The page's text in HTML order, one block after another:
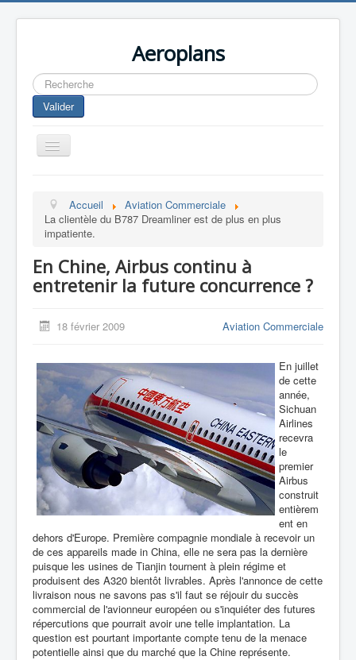
Aeroplans
Rechercher
Valider
Toggle
Navigation
Aviation Commerciale
Aviation d'Affaire
Aviation Militaire
Europespace
Drones
Accueil
Aviation Commerciale
La clientèle du B787 Dreamliner est de plus en plus
impatiente.
En Chine, Airbus continu à
entretenir la future concurrence ?
18 février 2009 Aviation Commerciale
En juillet
de cette
année,
Sichuan
Airlines
recevra
le
premier
Airbus
construit
entièrem
ent en
dehors d'Europe. Première compagnie mondiale à recevoir un
de ces appareils made in China, elle ne sera pas la dernière
puisque les usines de Tianjin tournent à plein régime et
produisent des A320 bientôt livrables. Après l'annonce de cette
livraison nous ne savons pas s'il faut se réjouir du succès
commercial de l'avionneur européen ou s'inquiéter des futures
répercutions que pourrait avoir une telle implantation. La
question est pourtant importante compte tenu de la menace
potentielle ainsi que du marché que la Chine représente.